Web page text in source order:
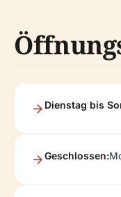
Dienstag bis
Geschlossen: